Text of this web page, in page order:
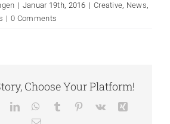
| Januar 19th, 2016 | Creative, News,
| 0 Comments
Choose Your Platform!